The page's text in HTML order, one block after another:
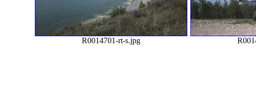
R0014701-rt-s.jpg